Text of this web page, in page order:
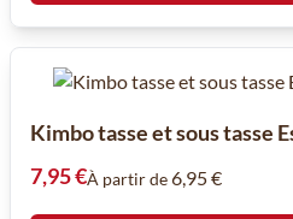
Kimbo tasse et sous tasse
7,95 €À partir de6,95 €